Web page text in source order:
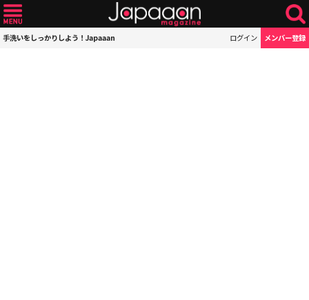
手洗いをしっかりしよう！Japaaan ログイン メンバー登録